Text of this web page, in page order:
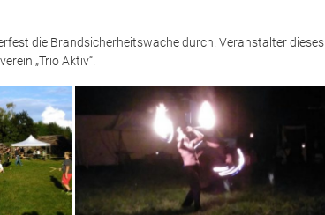
die Brandsicherheitswache durch. Veranstalter dieses
„Trio Aktiv“.